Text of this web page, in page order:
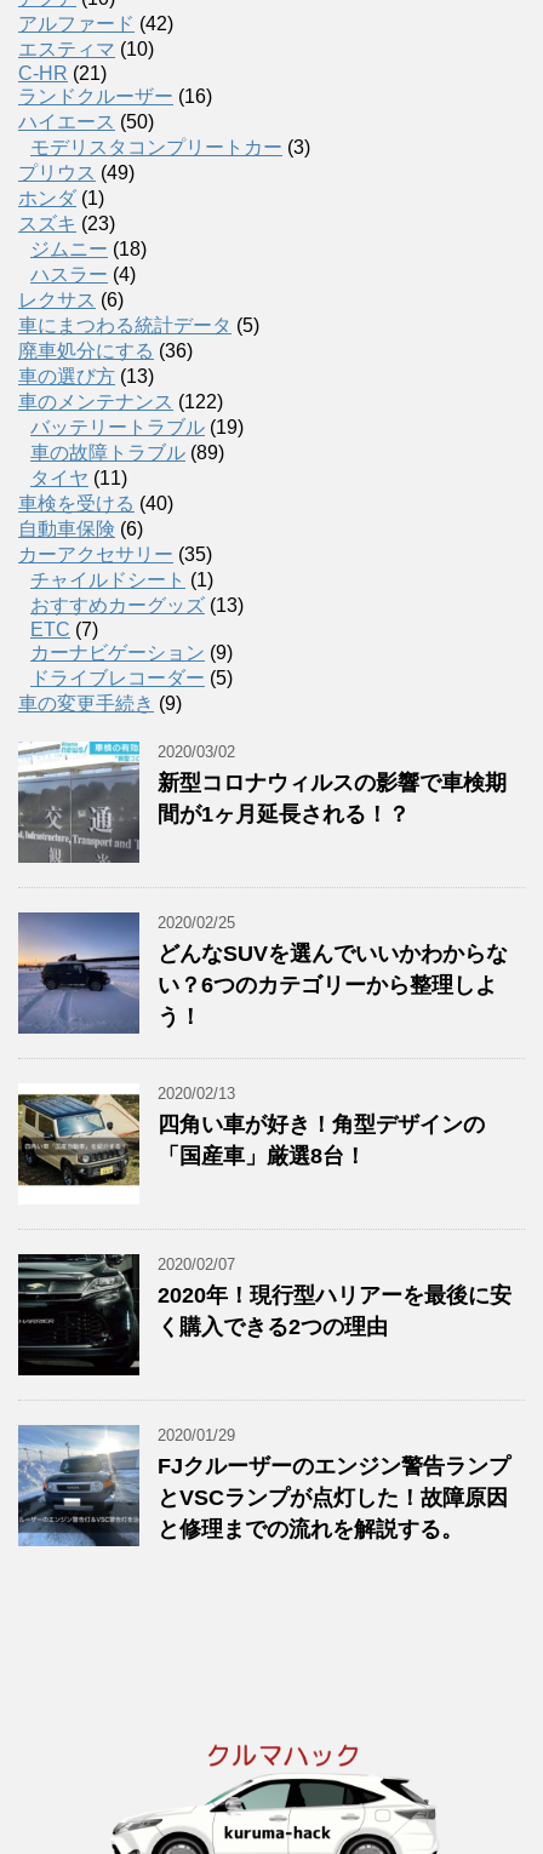
アルファード (42)
エスティマ (10)
C-HR (21)
ランドクルーザー (16)
ハイエース (50)
モデリスタコンプリートカー (3)
プリウス (49)
ホンダ (1)
スズキ (23)
ジムニー (18)
ハスラー (4)
レクサス (6)
車にまつわる統計データ (5)
廃車処分にする (36)
車の選び方 (13)
車のメンテナンス (122)
バッテリートラブル (19)
車の故障トラブル (89)
タイヤ (11)
車検を受ける (40)
自動車保険 (6)
カーアクセサリー (35)
チャイルドシート (1)
おすすめカーグッズ (13)
ETC (7)
カーナビゲーション (9)
ドライブレコーダー (5)
車の変更手続き (9)
2020/03/02
新型コロナウィルスの影響で車検期
間が1ヶ月延長される！？
2020/02/25
どんなSUVを選んでいいかわからな
い？6つのカテゴリーから整理しよ
う！
2020/02/13
四角い車が好き！角型デザインの
「国産車」厳選8台！
2020/02/07
2020年！現行型ハリアーを最後に安
く購入できる2つの理由
2020/01/29
FJクルーザーのエンジン警告ランプ
とVSCランプが点灯した！故障原因
と修理までの流れを解説する。